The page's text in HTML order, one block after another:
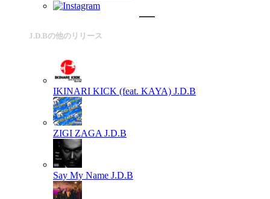
J.D.Bの他のリリース
IKINARI KICK (feat. KAYA) J.D.B
ZIGI ZAGA J.D.B
Say My Name J.D.B